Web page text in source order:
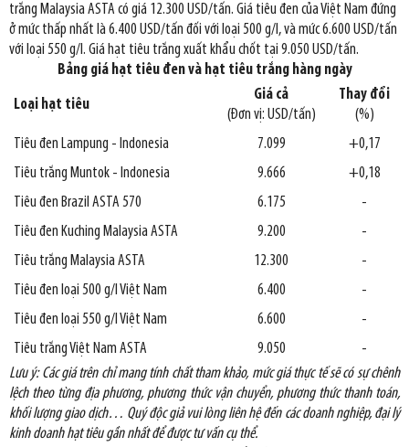
trắng Malaysia ASTA có giá 12.300 USD/tấn. Giá tiêu đen của Việt Nam đứng
ở mức thấp nhất là 6.400 USD/tấn đối với loại 500 g/l, và mức 6.600 USD/tấn
với loại 550 g/l. Giá hạt tiêu trắng xuất khẩu chốt tại 9.050 USD/tấn.
Bảng giá hạt tiêu đen và hạt tiêu trắng hàng ngày
Loại hạt tiêu
Giá cả
(Đơn vị: USD/tấn)
Thay đổi
(%)
Tiêu đen Lampung - Indonesia
7.099
+0,17
Tiêu trắng Muntok - Indonesia
9.666
+0,18
Tiêu đen Brazil ASTA 570
6.175
-
Tiêu đen Kuching Malaysia ASTA
9.200
-
Tiêu trắng Malaysia ASTA
12.300
-
Tiêu đen loại 500 g/l Việt Nam
6.400
-
Tiêu đen loại 550 g/l Việt Nam
6.600
-
Tiêu trắng Việt Nam ASTA
9.050
-
Lưu ý: Các giá trên chỉ mang tính chất tham khảo, mức giá thực tế sẽ có sự chênh
lệch theo từng địa phương, phương thức vận chuyển, phương thức thanh toán,
khối lượng giao dịch… Quý độc giả vui lòng liên hệ đến các doanh nghiệp, đại lý
kinh doanh hạt tiêu gần nhất để được tư vấn cụ thể.